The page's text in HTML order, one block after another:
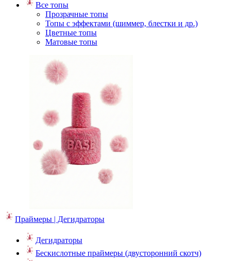
Все топы
Прозрачные топы
Топы с эффектами (шиммер, блестки и др.)
Цветные топы
Матовые топы
Праймеры | Дегидраторы
Дегидраторы
Бескислотные праймеры (двусторонний скотч)